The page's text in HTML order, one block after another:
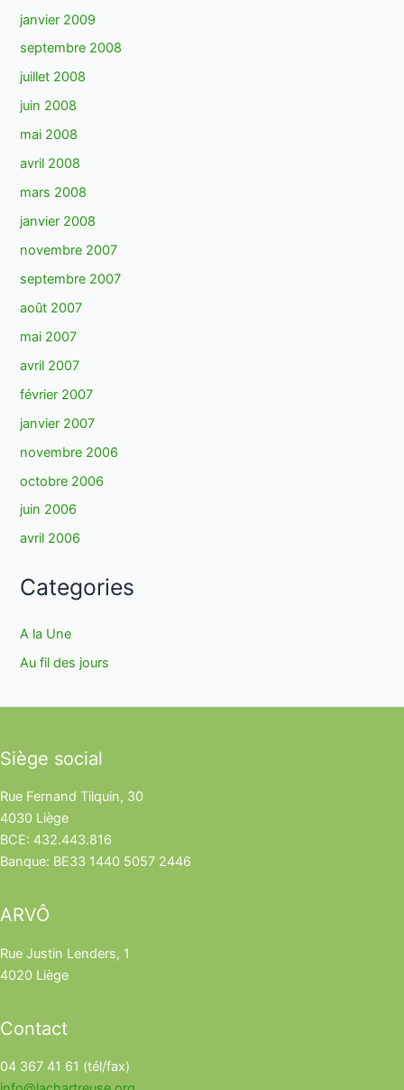
janvier 2009
septembre 2008
juillet 2008
juin 2008
mai 2008
avril 2008
mars 2008
janvier 2008
novembre 2007
septembre 2007
août 2007
mai 2007
avril 2007
février 2007
janvier 2007
novembre 2006
octobre 2006
juin 2006
avril 2006
Categories
A la Une
Au fil des jours
Siège social
Rue Fernand Tilquin, 30
4030 Liège
BCE: 432.443.816
Banque: BE33 1440 5057 2446
ARVÔ
Rue Justin Lenders, 1
4020 Liège
Contact
04 367 41 61 (tél/fax)